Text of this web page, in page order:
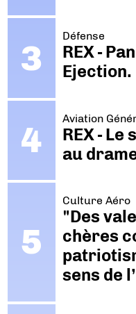
Défense
REX -
Ejection.
Aviation
REX -
au
Culture Aéro
"Des
chères
sens de